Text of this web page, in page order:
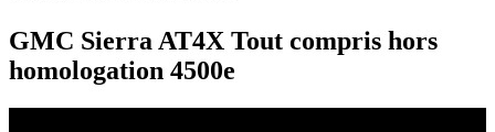
GMC Sierra AT4X Tout compris hors
homologation 4500e